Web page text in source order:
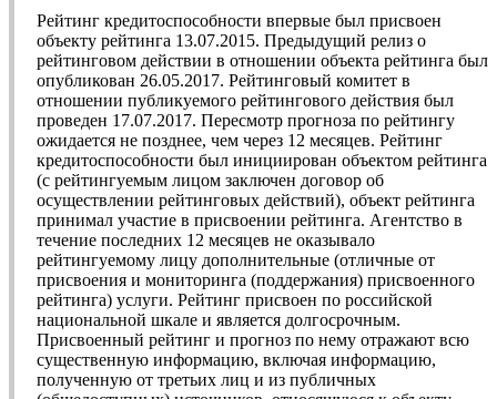
Рейтинг кредитоспособности впервые был присвоен
объекту рейтинга 13.07.2015. Предыдущий релиз о
рейтинговом действии в отношении объекта рейтинга был
опубликован 26.05.2017. Рейтинговый комитет в
отношении публикуемого рейтингового действия был
проведен 17.07.2017. Пересмотр прогноза по рейтингу
ожидается не позднее, чем через 12 месяцев. Рейтинг
кредитоспособности был инициирован объектом рейтинга
(с рейтингуемым лицом заключен договор об
осуществлении рейтинговых действий), объект рейтинга
принимал участие в присвоении рейтинга. Агентство в
течение последних 12 месяцев не оказывало
рейтингуемому лицу дополнительные (отличные от
присвоения и мониторинга (поддержания) присвоенного
рейтинга) услуги. Рейтинг присвоен по российской
национальной шкале и является долгосрочным.
Присвоенный рейтинг и прогноз по нему отражают всю
существенную информацию, включая информацию,
полученную от третьих лиц и из публичных